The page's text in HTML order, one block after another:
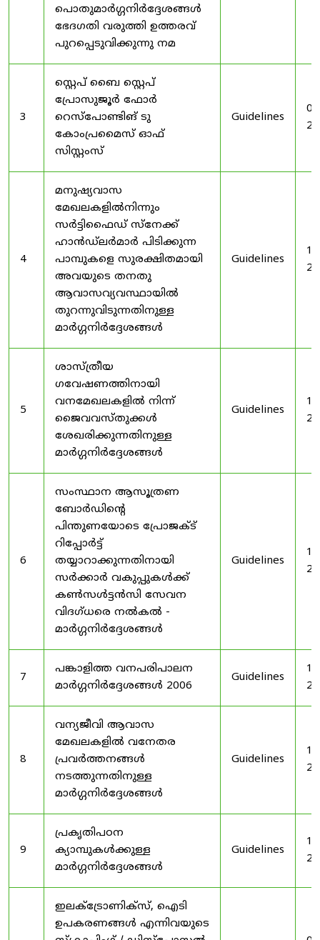
പൊതുമാർഗ്ഗനിർദ്ദേശങ്ങൾ
ഭേദഗതി വരുത്തി ഉത്തരവ്
പുറപ്പെടുവിക്കുന്നു നമ
3
സ്റ്റെപ് ബൈ സ്റ്റെപ്
പ്രോസുജൂർ ഫോർ
റെസ്‌പോണ്ടിങ് ടു
കോംപ്രമൈസ് ഓഫ്
സിസ്റ്റംസ്
Guidelines
4
മനുഷ്യവാസ
മേഖലകളിൽനിന്നും
സർട്ടിഫൈഡ് സ്നേക്ക്
ഹാൻഡ്‌ലർമാർ പിടിക്കുന്ന
പാമ്പുകളെ സുരക്ഷിതമായി
അവയുടെ തനതു
ആവാസവ്യവസ്ഥായിൽ
തുറന്നുവിടുന്നതിനുള്ള
മാർഗ്ഗനിർദ്ദേശങ്ങൾ
Guidelines
5
ശാസ്ത്രീയ
ഗവേഷണത്തിനായി
വനമേഖലകളിൽ നിന്ന്
ജൈവവസ്തുക്കൾ
ശേഖരിക്കുന്നതിനുള്ള
മാർഗ്ഗനിർദ്ദേശങ്ങൾ
Guidelines
6
സംസ്ഥാന ആസൂത്രണ
ബോർഡിൻ്റെ
പിന്തുണയോടെ പ്രോജക്ട്
റിപ്പോർട്ട്
തയ്യാറാക്കുന്നതിനായി
സർക്കാർ വകുപ്പുകൾക്ക്
കൺസൾട്ടൻസി സേവന
വിദഗ്ധരെ നൽകൽ -
മാർഗ്ഗനിർദ്ദേശങ്ങൾ
Guidelines
7
പങ്കാളിത്ത വനപരിപാലന
മാർഗ്ഗനിർദ്ദേശങ്ങൾ 2006
Guidelines
8
വന്യജീവി ആവാസ
മേഖലകളിൽ വനേതര
പ്രവർത്തനങ്ങൾ
നടത്തുന്നതിനുള്ള
മാർഗ്ഗനിർദ്ദേശങ്ങൾ
Guidelines
9
പ്രകൃതിപഠന
ക്യാമ്പുകൾക്കുള്ള
മാർഗ്ഗനിർദ്ദേശങ്ങൾ
Guidelines
ഇലക്‌ട്രോണിക്‌സ്, ഐടി
ഉപകരണങ്ങൾ എന്നിവയുടെ